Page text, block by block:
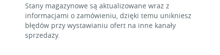
Stany magazynowe są aktualizowane wraz z
informacjami o zamówieniu, dzięki temu unikniesz
błędów przy wystawianiu ofert na inne kanały
sprzedaży.